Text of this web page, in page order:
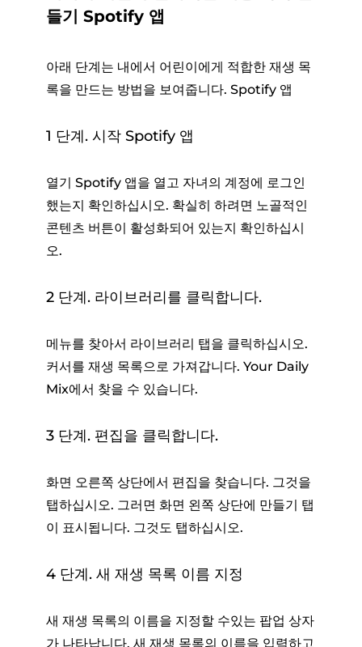
들기 Spotify 앱
아래 단계는 내에서 어린이에게 적합한 재생 목
록을 만드는 방법을 보여줍니다. Spotify 앱
1 단계. 시작 Spotify 앱
열기 Spotify 앱을 열고 자녀의 계정에 로그인
했는지 확인하십시오. 확실히 하려면 노골적인
콘텐츠 버튼이 활성화되어 있는지 확인하십시
오.
2 단계. 라이브러리를 클릭합니다.
메뉴를 찾아서 라이브러리 탭을 클릭하십시오.
커서를 재생 목록으로 가져갑니다. Your Daily
Mix에서 찾을 수 있습니다.
3 단계. 편집을 클릭합니다.
화면 오른쪽 상단에서 편집을 찾습니다. 그것을
탭하십시오. 그러면 화면 왼쪽 상단에 만들기 탭
이 표시됩니다. 그것도 탭하십시오.
4 단계. 새 재생 목록 이름 지정
새 재생 목록의 이름을 지정할 수있는 팝업 상자
가 나타납니다. 새 재생 목록의 이름을 입력하고